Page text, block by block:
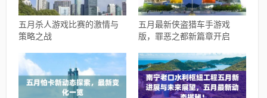
五月杀人游戏比赛的激情与
策略之战
五月最新侠盗猎车手游戏
版，罪恶之都新篇章开启